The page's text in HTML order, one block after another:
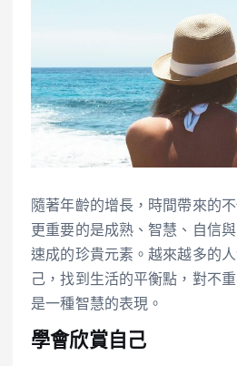
隨著年齡的增長，時間帶來的
更重要的是成熟、智慧、自信
速成的珍貴元素。越來越多的
己，找到生活的平衡點，對不
是一種智慧的表現。
學會欣賞自己